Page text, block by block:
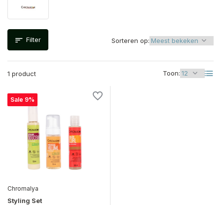
Filter
1 product Toon:
Sorteren op:
Sale 9%
Chromalya
Styling Set